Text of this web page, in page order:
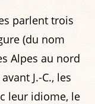
parlent trois
(du nom
Alpes au nord
J.-C., les
leur idiome, le